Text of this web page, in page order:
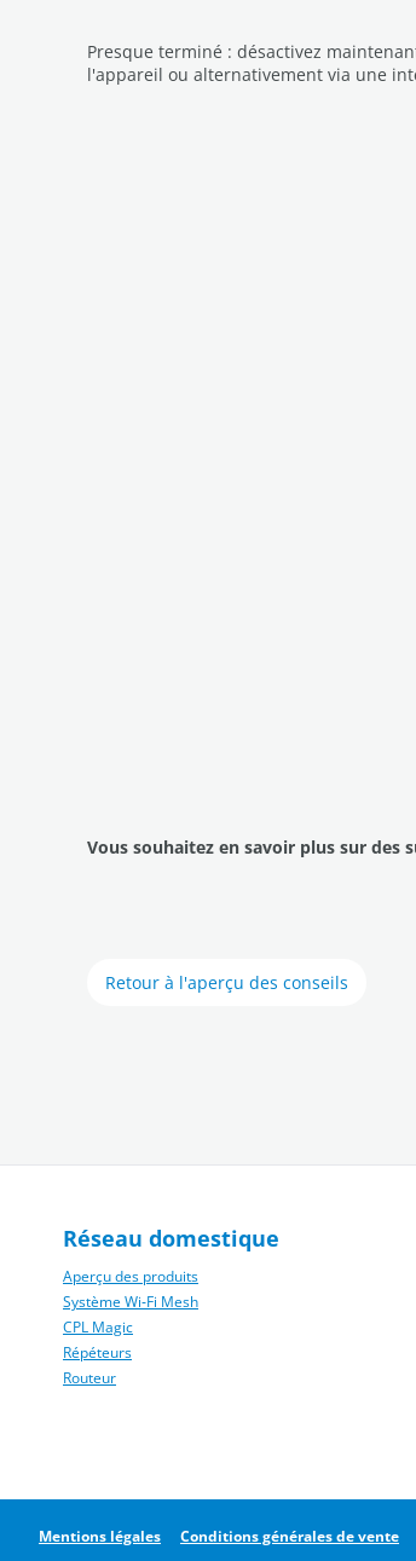
Presque terminé : désactivez
l'appareil ou alternativement via une
Vous souhaitez en savoir plus sur
Retour à l'aperçu des conseils
Réseau domestique
Aperçu des produits
Système Wi‑Fi Mesh
CPL Magic
Répéteurs
Routeur
Mentions légales Conditions générales de vente